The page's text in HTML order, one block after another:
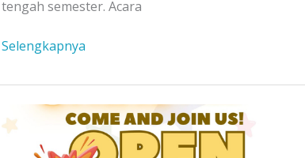
tengah semester. Acara
SMA
Gelar
Edufair
Bersamaan
dengan
Selengkapnya